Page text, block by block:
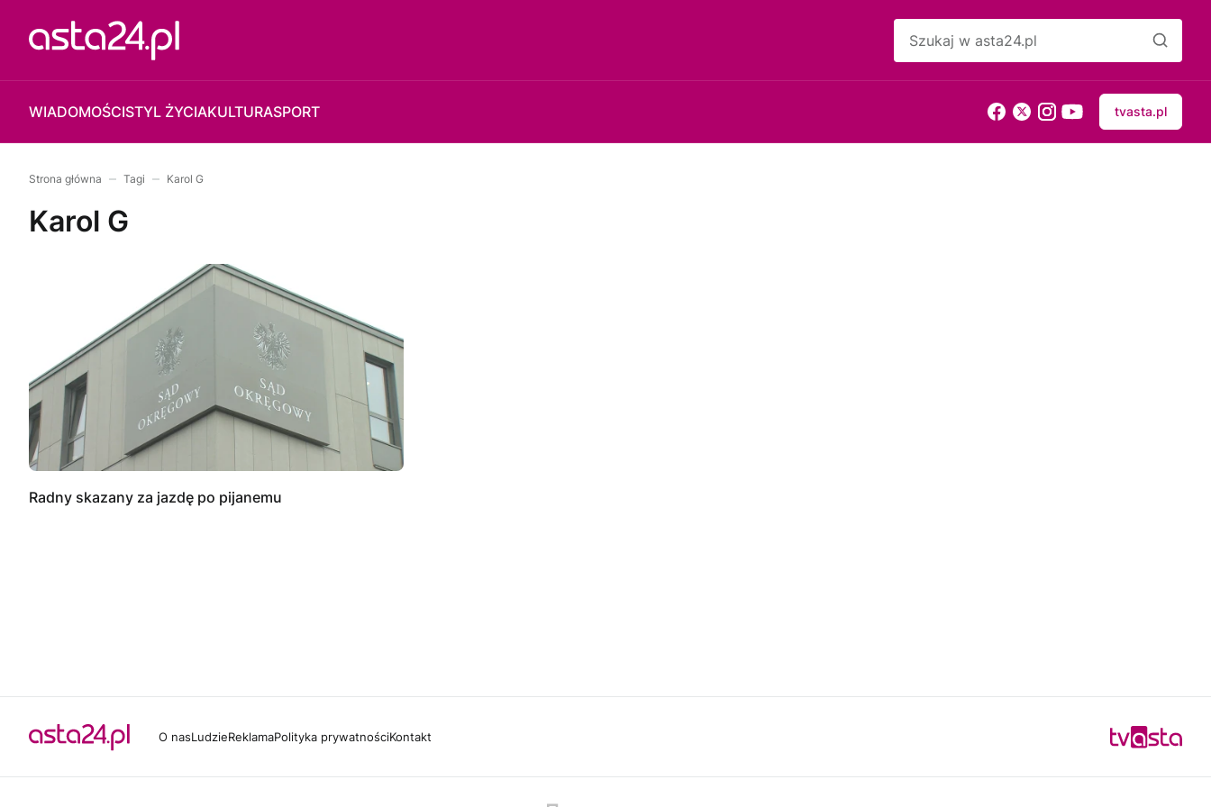
WIADOMOŚCISTYL ŻYCIAKULTURASPORT tvasta.pl
Strona główna Tagi Karol G
Karol G
Radny skazany za jazdę po pijanemu
O nasLudzieReklamaPolityka prywatnościKontakt